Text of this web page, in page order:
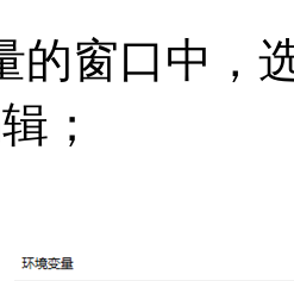
的窗口中，
；